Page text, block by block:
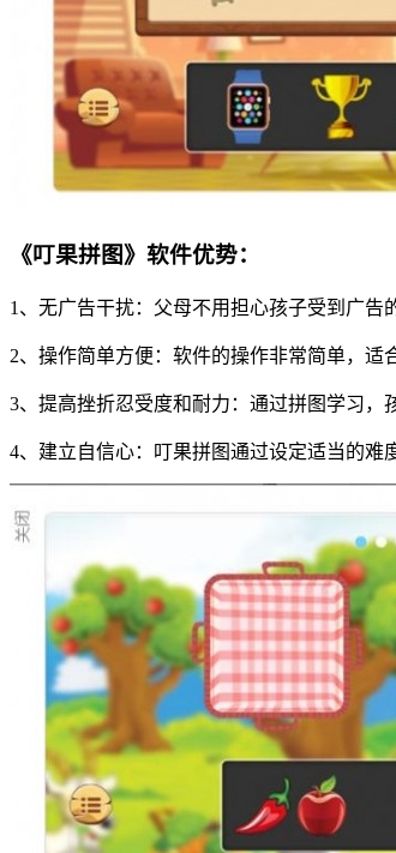
《叮果拼图》软件优势：
1、无广告干扰：父母不用担心孩子受到广告
2、操作简单方便：软件的操作非常简单，适
3、提高挫折忍受度和耐力：通过拼图学习，
4、建立自信心：叮果拼图通过设定适当的难